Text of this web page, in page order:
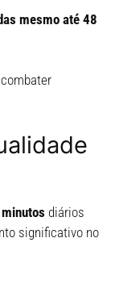
mesmo até 48
diários
significativo no